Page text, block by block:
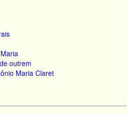
outrem
Maria Claret